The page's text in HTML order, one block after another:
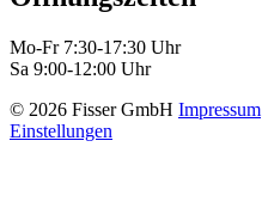
Mo-Fr 7:30-17:30 Uhr
Sa 9:00-12:00 Uhr
© 2026 Fisser GmbH Impressum
Einstellungen